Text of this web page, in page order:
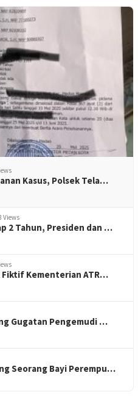
Kasus, Polsek Tela…
Views
2 Tahun, Presiden dan …
Kementerian ATR…
Gugatan Pengemudi …
Seorang Bayi Perempu…